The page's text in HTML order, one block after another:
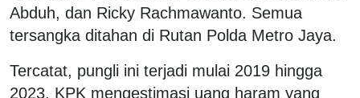
Abduh, dan Ricky Rachmawanto. Semua
tersangka ditahan di Rutan Polda Metro Jaya.
Tercatat, pungli ini terjadi mulai 2019 hingga
2023. KPK mengestimasi uang haram yang